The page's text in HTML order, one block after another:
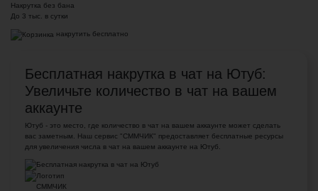
Накрутка без бана
До 3 тыс. в сутки
накрутить бесплатно
Бесплатная накрутка в чат на Ютуб:
Увеличьте количество в чат на вашем
аккаунте
Ютуб - это место, где количество в чат на вашем аккаунте может сделать
вас заметным. Наш сервис "СММЧИК" предоставляет бесплатные ресурсы
для увеличения числа в чат на вашем аккаунте на Ютуб.